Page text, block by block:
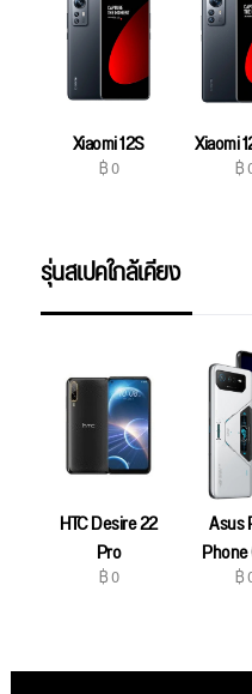
Xiaomi 12S
฿ 0
Xiaomi
฿
รุ่นสเปคใกล้เคียง
HTC Desire 22
Pro
฿ 0
Asus
฿